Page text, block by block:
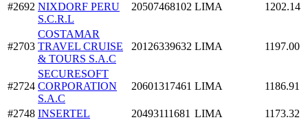
#2692 NIXDORF PERU
S.C.R.L
20507468102 LIMA 1202.14
#2703
COSTAMAR
TRAVEL CRUISE
& TOURS S.A.C
20126339632 LIMA 1197.00
#2724
SECURESOFT
CORPORATION
S.A.C
20601317461 LIMA 1186.91
#2748 INSERTEL 20493111681 LIMA 1173.32